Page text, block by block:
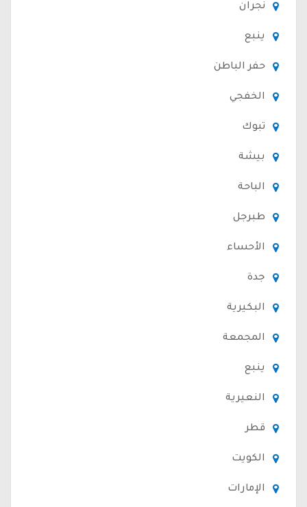
نجران
ينبع
حفر الباطن
الخفجي
تبوك
بيشة
الباحة
طبرجل
الأحساء
جدة
البكيرية
المجمعة
ينبع
النعيرية
قطر
الكويت
الإمارات